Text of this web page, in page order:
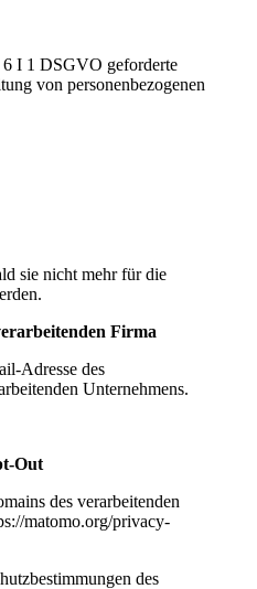
I 1 DSGVO geforderte
von personenbezogenen
sie nicht mehr für die
Firma
Adresse des
Unternehmens.
Out
des verarbeitenden
matomo.org/privacy-
des